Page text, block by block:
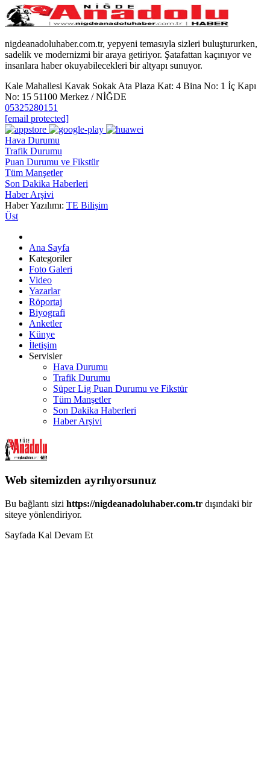
nigdeanadoluhaber.com.tr, yepyeni temasıyla sizleri buluştururken,
sadelik ve modernizmi bir araya getiriyor. Şatafattan kaçınıyor ve
insanlara haber okuyabilecekleri bir altyapı sunuyor.
Kale Mahallesi Kavak Sokak Ata Plaza Kat: 4 Bina No: 1 İç Kapı
No: 15 51100 Merkez / NİĞDE
05325280151
[email protected]
Hava Durumu
Trafik Durumu
Puan Durumu ve Fikstür
Tüm Manşetler
Son Dakika Haberleri
Haber Arşivi
Haber Yazılımı: TE Bilişim
Üst
Ana Sayfa
Kategoriler
Foto Galeri
Video
Yazarlar
Röportaj
Biyografi
Anketler
Künye
İletişim
Servisler
Hava Durumu
Trafik Durumu
Süper Lig Puan Durumu ve Fikstür
Tüm Manşetler
Son Dakika Haberleri
Haber Arşivi
Web sitemizden ayrılıyorsunuz
Bu bağlantı sizi https://nigdeanadoluhaber.com.tr dışındaki bir
siteye yönlendiriyor.
Sayfada Kal Devam Et